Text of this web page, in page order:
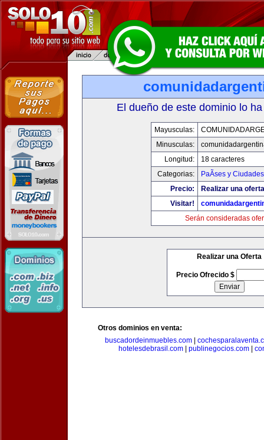
El dueño de este dominio lo
Mayusculas:
Minusculas:
Longitud:
18 caracteres
Categorias:
PaÃ­ses y Ciudades
Precio:
Realizar una
Visitar!
Serán consideradas
Realizar una Oferta
Precio Ofrecido $
Otros dominios en venta:
buscadordeinmuebles.com
hotelesdebrasil.com
publinegocios.com